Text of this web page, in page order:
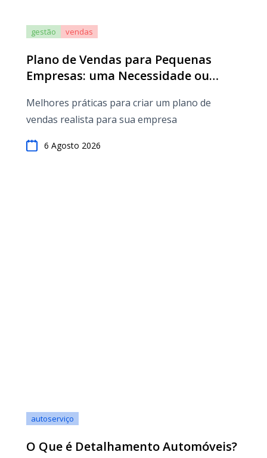
gestão vendas
Plano de Vendas para Pequenas
Empresas: uma Necessidade ou
Melhores práticas para criar um plano de
vendas realista para sua empresa
6 Agosto 2026
autoserviço
O Que é Detalhamento Automóveis?